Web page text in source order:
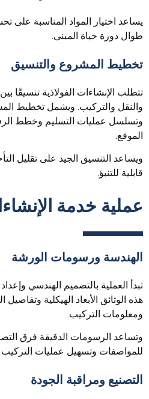
يساعد اختيار المواد المناسبة على
طوال دورة حياة المبنى.
تخطيط المشروع والتنسيق
تتطلب الإنشاءات الفولاذية تنسيقًا
والنقل والتركيب. ويشمل تخطيط
وتسلسل عمليات التسليم وخطط
الموقع.
ويساعد التنسيق الجيد على تقليل
قابلية للتنبؤ.
عملية خدمة
الهندسة ورسومات الورشة
تبدأ العملية بالتصميم الهندسي
هذه الوثائق الأبعاد الهيكلية
ومعلومات التركيب.
وتساعد الرسومات الدقيقة فرق
للمواصفات وتسهيل عمليات
التصنيع ومراقبة الجودة